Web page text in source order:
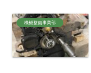
機械整備事業部